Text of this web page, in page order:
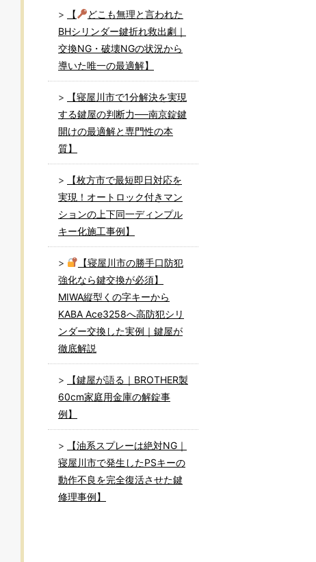
【
どこも無理と言われた
BHシリンダー鍵折れ救出劇｜
交換NG・破壊NGの状況から
導いた唯一の最適解】
【寝屋川市で1分解決を実現
する鍵屋の判断力──南京錠鍵
開けの最適解と専門性の本
質】
【枚方市で最短即日対応を
実現！オートロック付きマン
ションの上下同一ディンプル
キー化施工事例】
【寝屋川市の勝手口防犯
強化なら鍵交換が必須】
MIWA縦型くの字キーから
KABA Ace3258へ高防犯シリ
ンダー交換した実例｜鍵屋が
徹底解説
【鍵屋が語る｜BROTHER製
60cm家庭用金庫の解錠事
例】
【油系スプレーは絶対NG｜
寝屋川市で発生したPSキーの
動作不良を完全復活させた鍵
修理事例】